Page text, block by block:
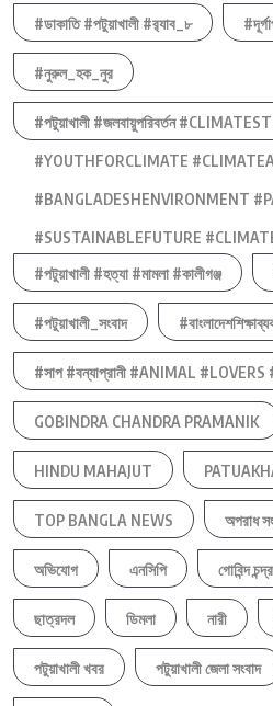
#ডাকাতি #পটুয়াখালী #র‍্যাব_৮
#নুরুল_হক_নুর
#পটুয়াখালী #জলবায়ুপরিবর্তন
#YOUTHFORCLIMATE
#BANGLADESHENVIRONMENT
#SUSTAINABLEFUTURE
#পটুয়াখালী #হত্যা #মামলা #কালীগঞ্জ
#পটুয়াখালী_সংবাদ
#সাপ #বন্যাপ্রানী #ANIMAL
GOBINDRA CHANDRA PRAMANIK
HINDU MAHAJUT
TOP BANGLA NEWS অপরাধ
অভিযোগ এনসিপি গোবিন্দ
ছাত্রদল ডিমলা নারী
পটুয়াখালী খবর পটুয়াখালী জেলা সংবাদ